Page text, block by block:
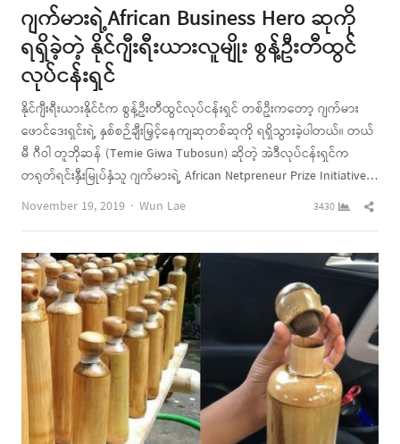
ဂျက်မားရဲ့African Business Hero ဆုကို
ရရှိခဲ့တဲ့ နိုင်ဂျီးရီးယားလူမျိုး စွန့်ဦးတီထွင်
လုပ်ငန်းရှင်
နိုင်ဂျီးရီးယားနိုင်ငံက စွန့်ဦးတီထွင်လုပ်ငန်းရှင် တစ်ဦးကတော့ ဂျက်မား
ဖောင်ဒေးရှင်းရဲ့ နှစ်စဉ်ချီးမြှင့်နေကျဆုတစ်ဆုကို ရရှိသွားခဲ့ပါတယ်။ တယ်
မီ ဂီဝါ တူဘိုဆန် (Temie Giwa Tubosun) ဆိုတဲ့ အဲဒီလုပ်ငန်းရှင်က
တရုတ်ရင်းနှီးမြုပ်နှံသူ ဂျက်မားရဲ့ African Netpreneur Prize Initiative…
November 19, 2019
Author
Wun Lae 3430